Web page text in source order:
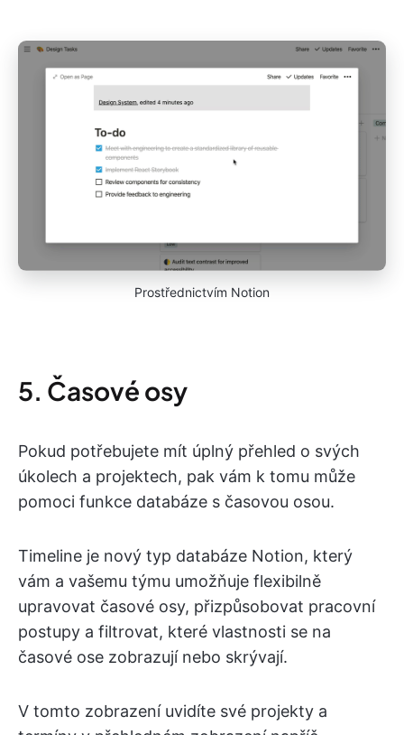
Prostřednictvím Notion
5. Časové osy
Pokud potřebujete mít úplný přehled o svých
úkolech a projektech, pak vám k tomu může
pomoci funkce databáze s časovou osou.
Timeline je nový typ databáze Notion, který
vám a vašemu týmu umožňuje flexibilně
upravovat časové osy, přizpůsobovat pracovní
postupy a filtrovat, které vlastnosti se na
časové ose zobrazují nebo skrývají.
V tomto zobrazení uvidíte své projekty a